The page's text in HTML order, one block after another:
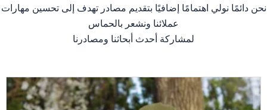
نحن دائمًا نولي اهتمامًا إضافيًا بتقديم مصادر تهدف إلى تحسين مهارات
عملائنا ونشعر بالحماس
لمشاركة أحدث أبحاثنا ومصادرنا